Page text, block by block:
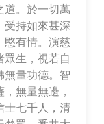
道。於一切萬
受持如來甚深
愍有情。演慈
眾生，視若自
無量功德。智
無量無邊，
士七千人，清